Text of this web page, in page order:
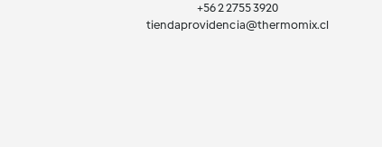
+56 2 2755 3920
tiendaprovidencia@thermomix.cl